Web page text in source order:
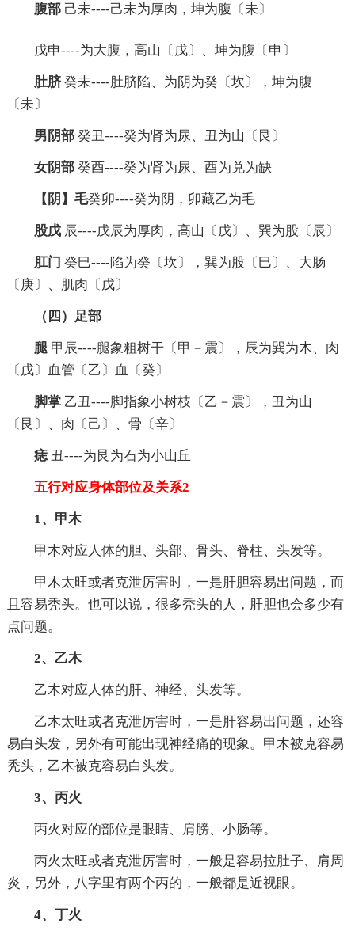
腹部己未----己未为厚肉，坤为腹〔未〕
戊申----为大腹，高山〔戊〕、坤为腹〔申〕
肚脐癸未----肚脐陷、为阴为癸〔坎〕，坤为腹
〔未〕
男阴部癸丑----癸为肾为尿、丑为山〔艮〕
女阴部癸酉----癸为肾为尿、酉为兑为缺
【阴】毛癸卯----癸为阴，卯藏乙为毛
股戊辰----戊辰为厚肉，高山〔戊〕、巽为股〔辰〕
肛门 癸巳----陷为癸〔坎〕，巽为股〔巳〕、大肠
〔庚〕、肌肉〔戊〕
（四）足部
腿甲辰----腿象粗树干〔甲－震〕，辰为巽为木、肉
〔戊〕血管〔乙〕血〔癸〕
脚掌乙丑----脚指象小树枝〔乙－震〕，丑为山
〔艮〕、肉〔己〕、骨〔辛〕
痣丑----为艮为石为小山丘
五行对应身体部位及关系2
1、甲木
甲木对应人体的胆、头部、骨头、脊柱、头发等。
甲木太旺或者克泄厉害时，一是肝胆容易出问题，而
且容易秃头。也可以说，很多秃头的人，肝胆也会多少有
点问题。
2、乙木
乙木对应人体的肝、神经、头发等。
乙木太旺或者克泄厉害时，一是肝容易出问题，还容
易白头发，另外有可能出现神经痛的现象。甲木被克容易
秃头，乙木被克容易白头发。
3、丙火
丙火对应的部位是眼睛、肩膀、小肠等。
丙火太旺或者克泄厉害时，一般是容易拉肚子、肩周
炎，另外，八字里有两个丙的，一般都是近视眼。
4、丁火